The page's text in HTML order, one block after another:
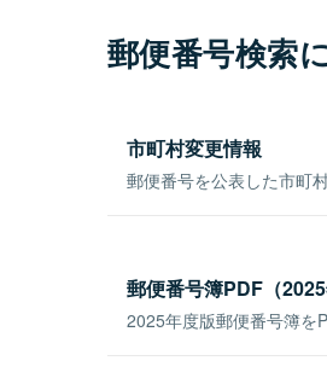
郵便番号検索
市町村変更情報
郵便番号を公表した市町
郵便番号簿PDF（2025
2025年度版郵便番号簿を